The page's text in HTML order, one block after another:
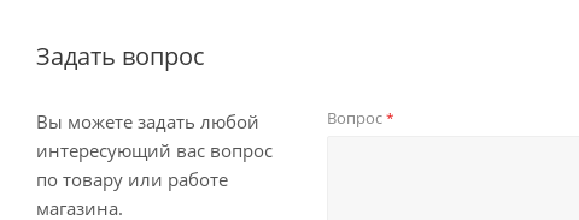
Задать вопрос
Вы можете задать любой
интересующий вас вопрос
по товару или работе
магазина.
Вопрос*